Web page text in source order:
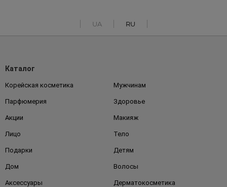
UA RU
Каталог
Корейская косметика Мужчинам
Парфюмерия Здоровье
Акции Макияж
Лицо Тело
Подарки Детям
Дом Волосы
Аксессуары Дерматокосметика